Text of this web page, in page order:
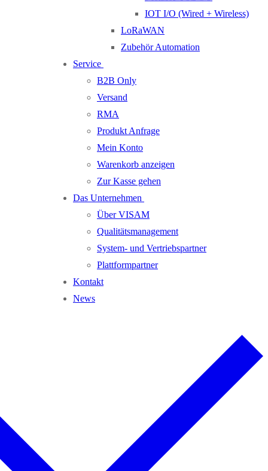
IOT I/O (Wired + Wireless)
LoRaWAN
Zubehör Automation
Service
B2B Only
Versand
RMA
Produkt Anfrage
Mein Konto
Warenkorb anzeigen
Zur Kasse gehen
Das Unternehmen
Über VISAM
Qualitätsmanagement
System- und Vertriebspartner
Plattformpartner
Kontakt
News